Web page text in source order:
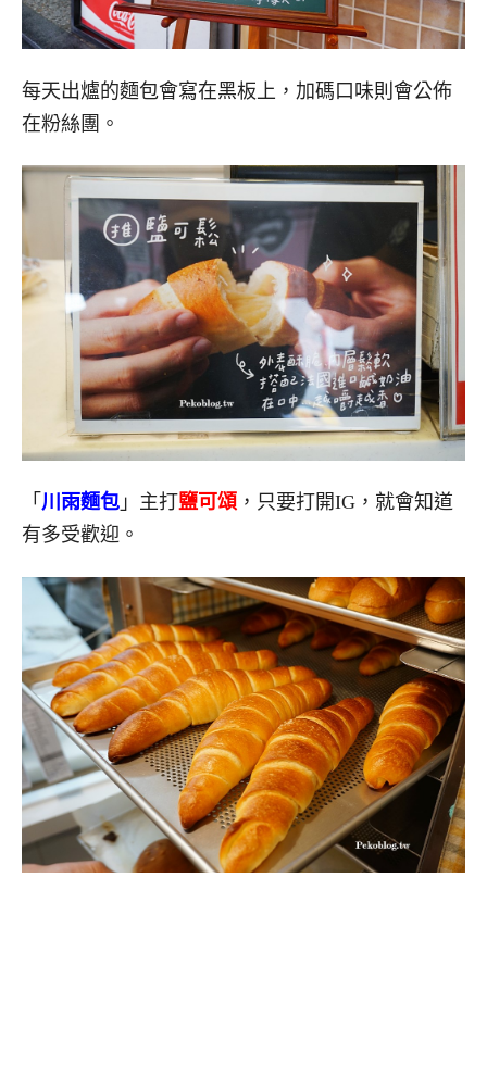
每天出爐的麵包會寫在黑板上，加碼口味則會公佈
在粉絲團。
「 川雨麵包 」主打鹽可頌 ，只要打開IG，就會知道
有多受歡迎。